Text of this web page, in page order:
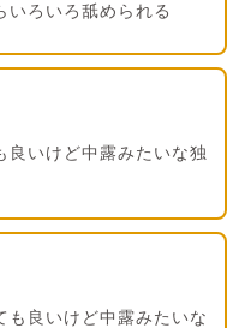
いろいろ舐められる
良いけど中露みたいな独
も良いけど中露みたいな